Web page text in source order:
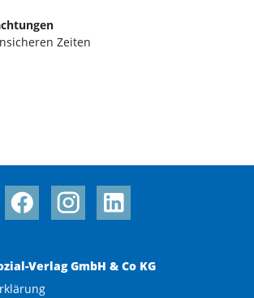
Zeiten
Verlag GmbH & Co KG